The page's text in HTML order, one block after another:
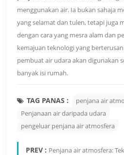
menggunakan air. Ia bukan sahaja
yang selamat dan tulen, tetapi juga
dengan cara yang mesra alam dan
kemajuan teknologi yang
pembuat air udara akan digunakan
banyak isi rumah.
TAG PANAS :
penjana air
Penjanaan air daripada udara
pengeluar penjana air atmosfera
PREV : Penjana air atmosfera: